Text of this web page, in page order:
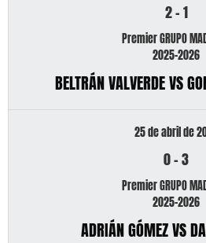
2-1
Premier GRUPO
2025-2026
BELTRÁN VALVERDE VS
25 de abril de
0-3
Premier GRUPO
2025-2026
ADRIÁN GÓMEZ VS